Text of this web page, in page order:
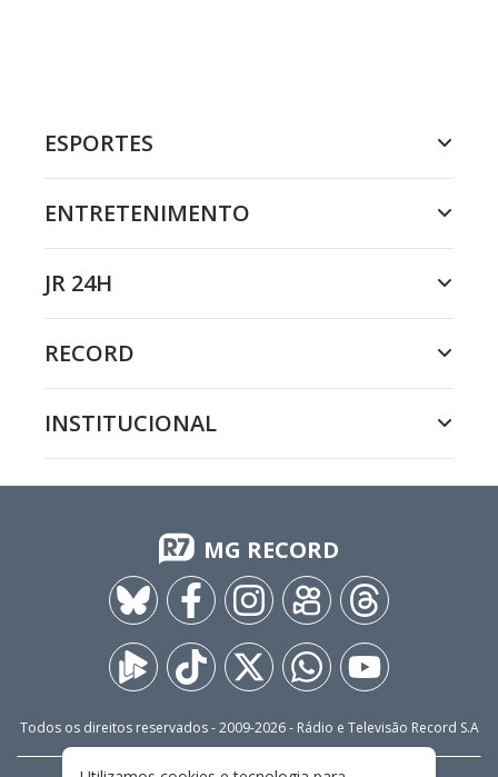
ESPORTES
ENTRETENIMENTO
JR 24H
RECORD
INSTITUCIONAL
MG RECORD
Todos os direitos reservados - 2009-2026- Rádio e Televisão Record S.A